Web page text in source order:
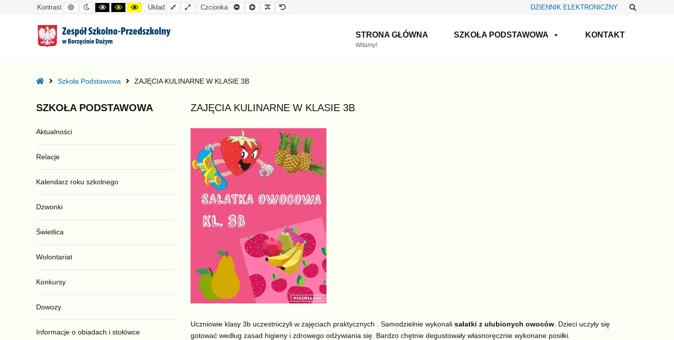
Kontrast
Kontrast
domyślny
Tryb
nocny
Kontrast
czarno-
Kontrast
czarno-
Kontrast
żółto-
Układ
Układ
standardowy
Układ
szeroki
Czcionka
Mniejsza
czcionka
Większa
czcionka
Czytelna
czcionkaczcionka
DZIENNIK ELEKTRONICZNY
STRONA GŁÓWNA
Witamy!
SZKOŁA PODSTAWOWA KONTAKT
HomeSzkoła Podstawowa ZAJĘCIA KULINARNE W KLASIE 3B
ZAJĘCIA KULINARNE W KLASIE 3B
Uczniowie klasy 3b uczestniczyli w zajęciach praktycznych . Samodzielnie wykonalisałatki z ulubionych owoców. Dzieci uczyły się
gotować według zasad higieny i zdrowego odżywiania się. Bardzo chętnie degustowały własnoręcznie wykonane posiłki.
SZKOŁA PODSTAWOWA
Aktualności
Relacje
Kalendarz roku szkolnego
Dzwonki
Świetlica
Wolontariat
Konkursy
Dowozy
Informacje o obiadach i stołówce